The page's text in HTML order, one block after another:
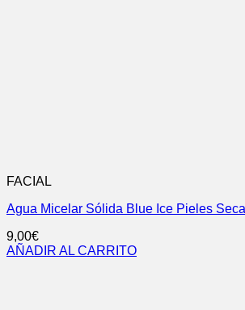
FACIAL
Agua Micelar Sólida Blue Ice Pieles
9,00€
AÑADIR AL CARRITO